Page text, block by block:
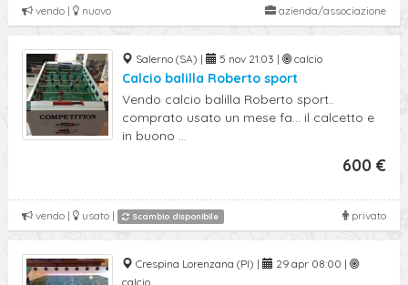
azienda/associazione
vendo | nuovo
Salerno (SA) | 5 nov 21:03 | calcio
Calcio balilla Roberto sport
Vendo calcio balilla Roberto sport..
comprato usato un mese fa... il calcetto e
in buono ...
600 €
privato
vendo | usato | Scambio disponibile
Crespina Lorenzana (PI) |
29 apr 08:00 |
calcio